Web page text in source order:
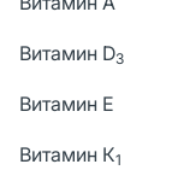
Витамин D3
Витамин Е
Витамин К1